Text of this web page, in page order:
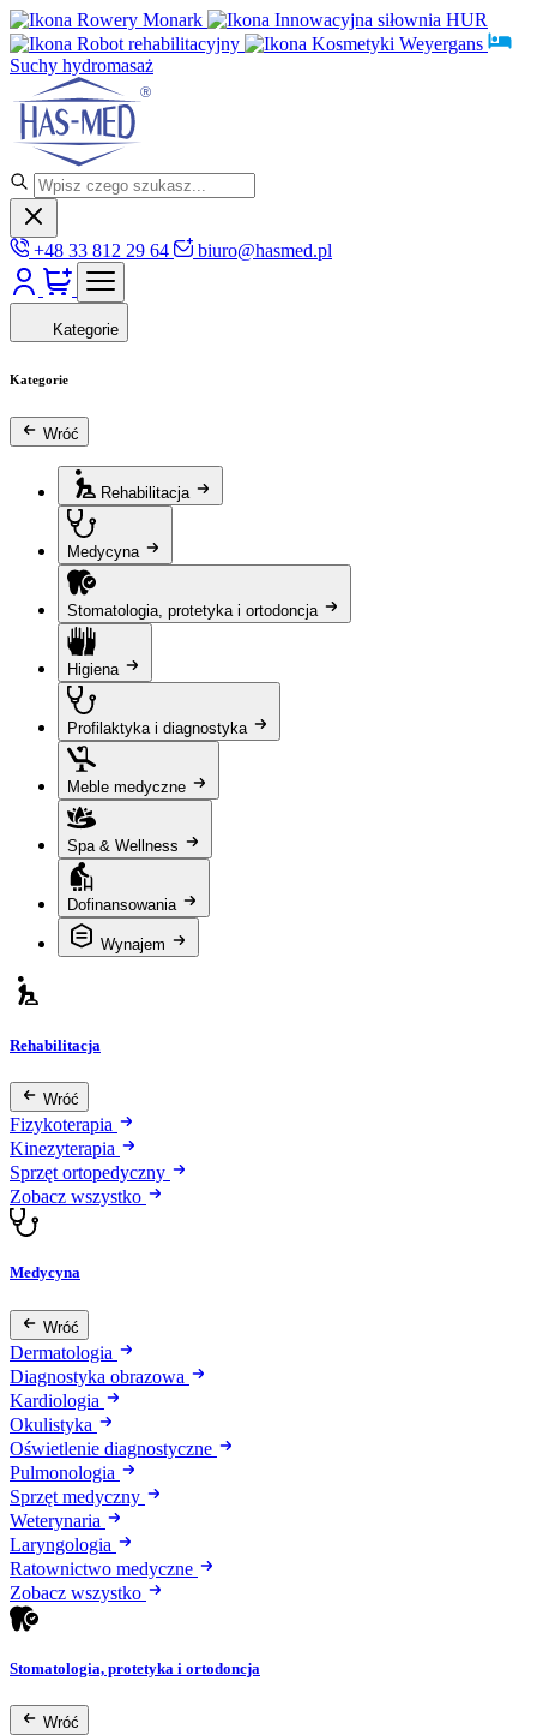
Rowery Monark
Innowacyjna siłownia HUR
Robot rehabilitacyjny
Kosmetyki Weyergans
Suchy hydromasaż
+48 33 812 29 64 biuro@hasmed.pl
Kategorie
Kategorie
Wróć
Rehabilitacja
Medycyna
Stomatologia, protetyka i ortodoncja
Higiena
Profilaktyka i diagnostyka
Meble medyczne
Spa & Wellness
Dofinansowania
Wynajem
Rehabilitacja
Wróć
Fizykoterapia
Kinezyterapia
Sprzęt ortopedyczny
Zobacz wszystko
Medycyna
Wróć
Dermatologia
Diagnostyka obrazowa
Kardiologia
Okulistyka
Oświetlenie diagnostyczne
Pulmonologia
Sprzęt medyczny
Weterynaria
Laryngologia
Ratownictwo medyczne
Zobacz wszystko
Stomatologia, protetyka i ortodoncja
Wróć